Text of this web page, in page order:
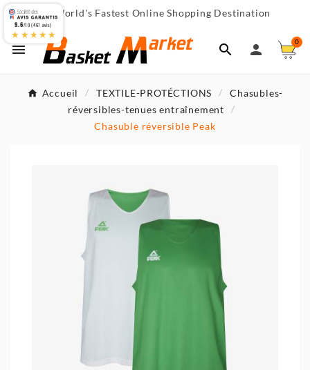
 World's Fastest Online Shopping Destination
  
0
Accueil TEXTILE-PROTÉCTIONS
Chasubles-
réversibles-tenues entraînement
Chasuble réversible Peak
9.6/10 (467 avis)
★★★★★